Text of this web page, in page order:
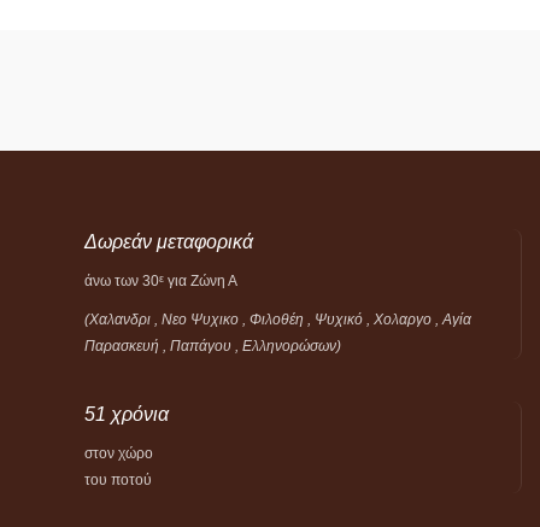
Δωρεάν μεταφορικά
άνω των 30ε για Ζώνη Α
(Χαλανδρι , Νεο Ψυχικο , Φιλοθέη , Ψυχικό ,
Χολαργο , Αγία
Παρασκευή , Παπάγου , Ελληνορώσων)
51 χρόνια
στον χώρο
του ποτού